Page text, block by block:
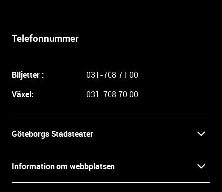
Telefonnummer
Biljetter :
031-708 71 00
Växel:
031-708 70 00
Göteborgs Stadsteater
Press
Information om webbplatsen